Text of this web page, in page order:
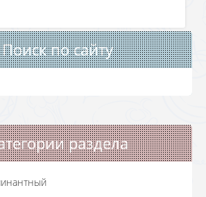
Поиск по сайту
раздела